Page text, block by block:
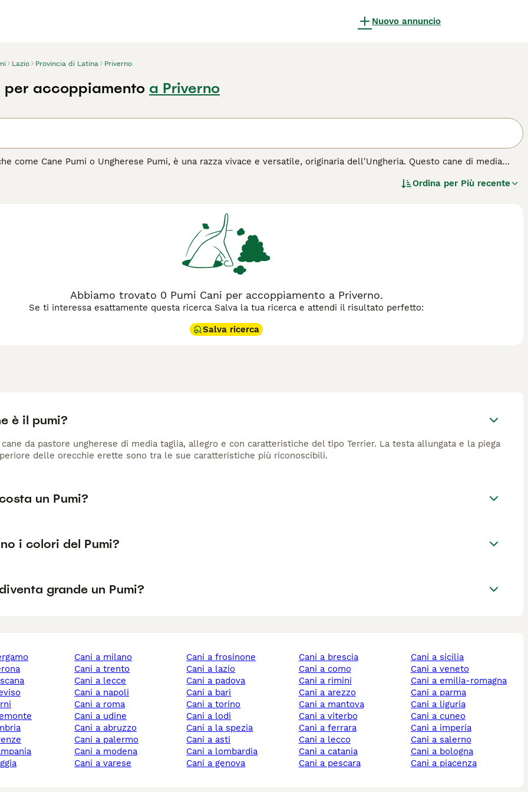
Nuovo annuncio
Lazio Provincia di Latina Priverno
per accoppiamento a Priverno
come Cane Pumi o Ungherese Pumi, è una razza vivace e versatile, originaria dell'Ungheria. Questo cane di media
e energia, il Pumi è stato tradizionalmente utilizzato per la conduzione del bestiame, dimostrandosi eccellente anche
Pumi è il cane giusto per te, leggi la guida all'acquisto per questa razza.
Ordina per Più recente
Abbiamo trovato 0 Pumi Cani per accoppiamento a Priverno.
Se ti interessa esattamente questa ricerca Salva la tua ricerca e attendi il risultato perfetto:
Salva ricerca
è il pumi?
da pastore ungherese di media taglia, allegro e con caratteristiche del tipo Terrier. La testa allungata e la piega
delle orecchie erette sono tra le sue caratteristiche più riconoscibili.
un Pumi?
i colori del Pumi?
grande un Pumi?
cani a milano
cani a trento
cani a lecce
cani a napoli
cani a roma
cani a udine
cani a abruzzo
cani a palermo
cani a modena
cani a varese
cani a frosinone
cani a lazio
cani a padova
cani a bari
cani a torino
cani a lodi
cani a la spezia
cani a asti
cani a lombardia
cani a genova
cani a brescia
cani a como
cani a rimini
cani a arezzo
cani a mantova
cani a viterbo
cani a ferrara
cani a lecco
cani a catania
cani a pescara
cani a sicilia
cani a veneto
cani a emilia-romagna
cani a parma
cani a liguria
cani a cuneo
cani a imperia
cani a salerno
cani a bologna
cani a piacenza